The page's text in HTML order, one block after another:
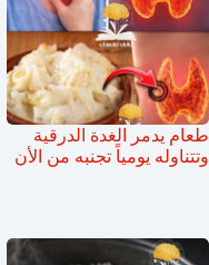
طعام يدمر الغدة الدرقية
وتتناوله يومياً تجنبه من الأن